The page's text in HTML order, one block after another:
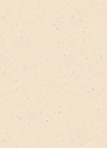
Коробка с лентой filter
Коробка сборная filter
20х30 filter
20х30 filter
Пластик 20х30 filter
30х30 filter
Пластик 30х30 filter
30х30 filter